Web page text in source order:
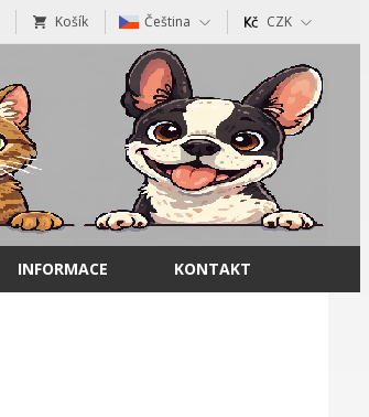
Košík Čeština CZK
INFORMACE KONTAKT